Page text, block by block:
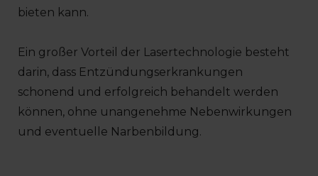
bieten kann.
Ein großer Vorteil der Lasertechnologie besteht
darin, dass Entzündungserkrankungen
schonend und erfolgreich behandelt werden
können, ohne unangenehme Nebenwirkungen
und eventuelle Narbenbildung.